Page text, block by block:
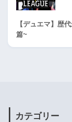
【デュエマ】歴
篇~
カテゴリー